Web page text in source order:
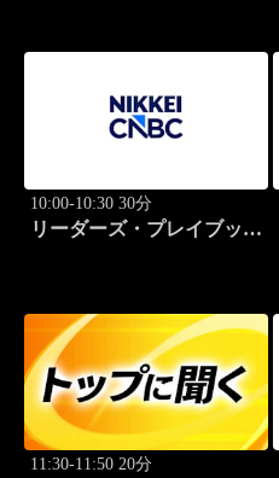
10:00-10:30 30分
リーダーズ・プレイブック
11:30-11:50 20分